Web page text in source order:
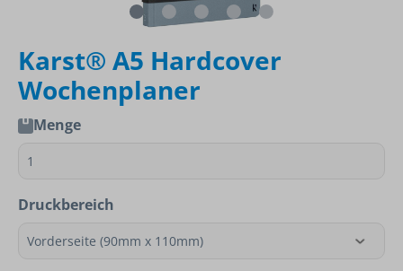
Karst® A5 Hardcover
Wochenplaner
Menge
Druckbereich